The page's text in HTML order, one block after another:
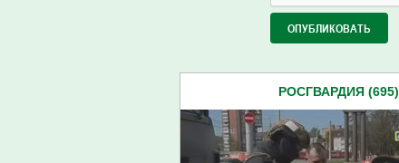
РОСГВАРДИЯ (695)